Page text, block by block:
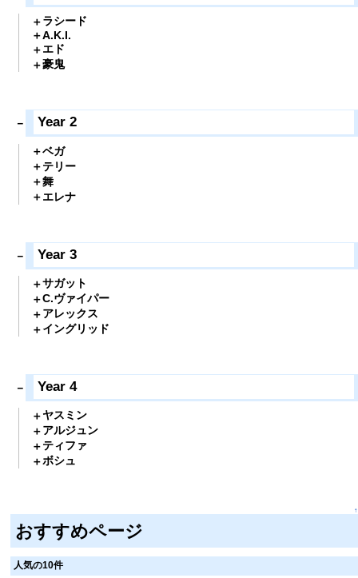
ラシード
A.K.I.
エド
豪鬼
Year 2
ベガ
テリー
舞
エレナ
Year 3
サガット
C.ヴァイパー
アレックス
イングリッド
Year 4
ヤスミン
アルジュン
ティファ
ボシュ
↑
おすすめページ
人気の10件